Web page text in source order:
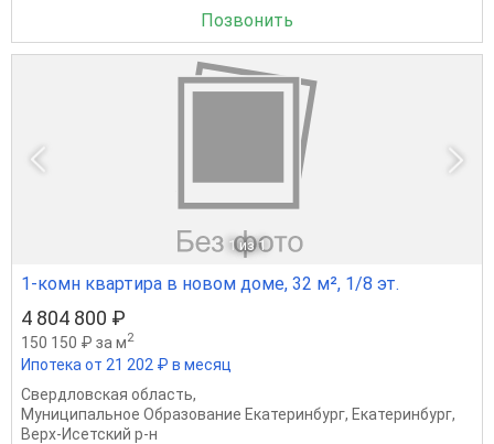
Позвонить
1 из 1
1-комн квартира в новом доме, 32 м², 1/8 эт.
4 804 800 ₽
150 150 ₽ за м2
Ипотека от 21 202 ₽ в месяц
Свердловская область,
Муниципальное Образование Екатеринбург, Екатеринбург,
Верх-Исетский р-н